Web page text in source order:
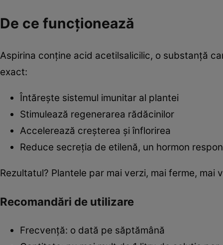
De ce funcționează
Aspirina conține acid acetilsalicilic, o substanță
exact:
Întărește sistemul imunitar al plantei
Stimulează regenerarea rădăcinilor
Accelerează creșterea și înflorirea
Reduce secreția de etilenă, un hormon
Rezultatul? Plantele par mai verzi, mai ferme, mai
Recomandări de utilizare
Frecvență: o dată pe săptămână